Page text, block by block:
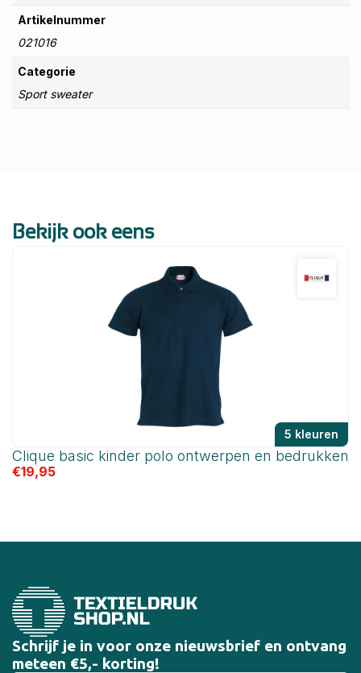
Artikelnummer
021016
Categorie
Sport sweater
Bekijk ook eens
5 kleuren
Clique basic kinder polo ontwerpen en bedrukken
€19,95
Schrijf je in voor onze nieuwsbrief en ontvang
meteen €5,- korting!